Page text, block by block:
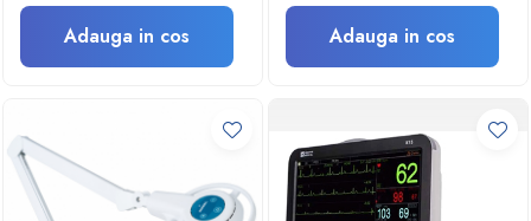
Dermatoscoape
Audiometre
Diapazon
Set ORL/Oftalmo
Lampi examinare
Adauga in cos Adauga in cos